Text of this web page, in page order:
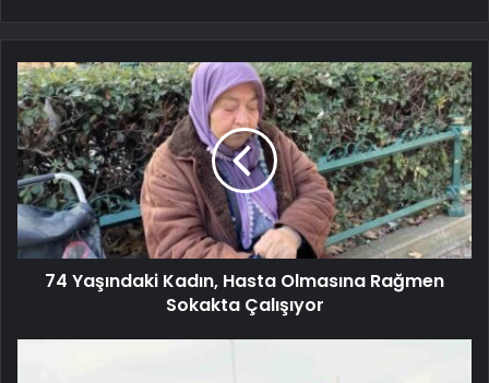
74 Yaşındaki Kadın, Hasta Olmasına Rağmen
Sokakta Çalışıyor